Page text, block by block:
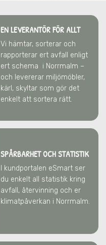
EN LEVERANTÖR FÖR ALLT
Vi hämtar, sorterar och
rapporterar ert avfall enligt
ert schema i Norrmalm –
och levererar miljömöbler,
kärl, skyltar som gör det
enkelt att sortera rätt.
SPÅRBARHET OCH STATISTIK
I kundportalen eSmart ser
du enkelt all statistik kring
avfall, återvinning och er
klimatpåverkan i Norrmalm.